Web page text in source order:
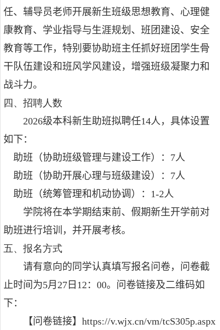
任、辅导员老师开展新生班级思想教育、心理健
康教育、学业指导与生涯规划、班团建设、安全
教育等工作，特别要协助班主任抓好班团学生骨
干队伍建设和班风学风建设，增强班级凝聚力和
战斗力。
四、招聘人数
2026级本科新生助班拟聘任14人，具体设置
如下：
助班（协助班级管理与建设工作）： 7人
助班（协助开展心理与班级建设）： 7人
助班（统筹管理和机动协调）： 1-2人
学院将在本学期结束前、假期新生开学前对
助班进行培训，并开展考核。
五、报名方式
请有意向的同学认真填写报名问卷，问卷截
止时间为5月 27 日 12： 00。问卷链接及二维码如
下：
【问卷链接】https://v.wjx.cn/vm/tcS305p.aspx